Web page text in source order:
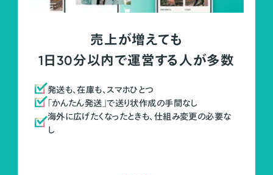
売上が増えても
1日30分以内で運営する人が多数
発送も、在庫も、スマホひとつ
「かんたん発送」で送り状作成の手間なし
海外に広げたくなったときも、仕組み変更の必要な
し